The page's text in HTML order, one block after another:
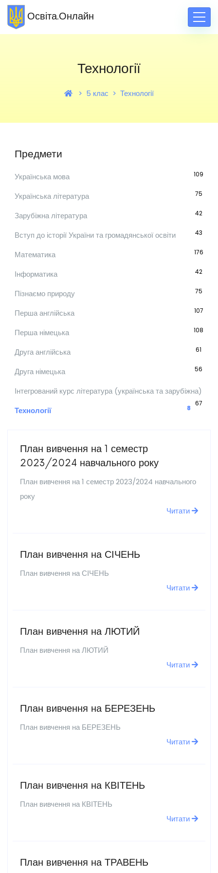
Освіта.Онлайн
Технології
5 клас Технології
Предмети
Українська мова 109
Українська література 75
Зарубіжна література 42
Вступ до історії України та громадянської освіти 43
Математика 176
Інформатика 42
Пізнаємо природу 75
Перша англійська 107
Перша німецька 108
Друга англійська 61
Друга німецька 56
Інтегрований курс література (українська та зарубіжна)
67
Технології 8
План вивчення на 1 семестр
2023/2024 навчального року
План вивчення на 1 семестр 2023/2024 навчального
року
Читати
План вивчення на СІЧЕНЬ
План вивчення на СІЧЕНЬ
Читати
План вивчення на ЛЮТИЙ
План вивчення на ЛЮТИЙ
Читати
План вивчення на БЕРЕЗЕНЬ
План вивчення на БЕРЕЗЕНЬ
Читати
План вивчення на КВІТЕНЬ
План вивчення на КВІТЕНЬ
Читати
План вивчення на ТРАВЕНЬ